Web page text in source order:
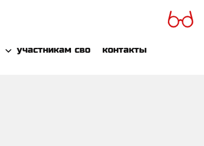
участникам сво контакты